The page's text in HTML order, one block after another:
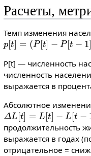
Расчеты,
Темп изменения
p[t]= (P[t]−P[t−1])/P[
P[t] — численность
численность
выражается в
Абсолютное
ΔL[t]=L[t]−L[t−1]
продолжительность
выражается в годах
отрицательное =